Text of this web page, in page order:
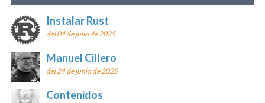
Instalar Rust
del 04 de julio de 2025
Manuel Cillero
del 24 de junio de 2025
Contenidos